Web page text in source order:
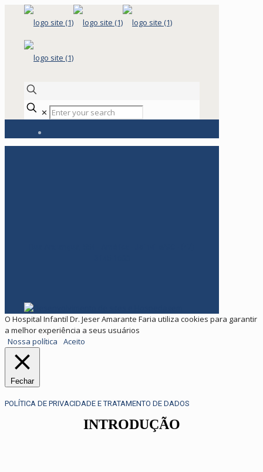
✕
O Hospital Infantil Dr. Jeser Amarante Faria utiliza cookies para garantir
a melhor experiência a seus usuários
Nossa política
Aceito
Fechar
POLÍTICA DE PRIVACIDADE E TRATAMENTO DE DADOS
INTRODUÇÃO